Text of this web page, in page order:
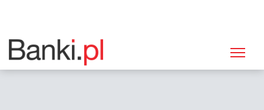
Strona główna Bankomaty Bankomat Euronet, Złotów, Moniuszki 10